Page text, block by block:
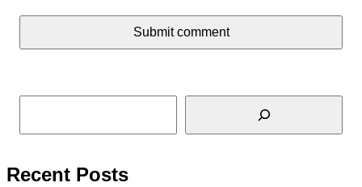
Submit comment
Tìm kiếm
Recent Posts